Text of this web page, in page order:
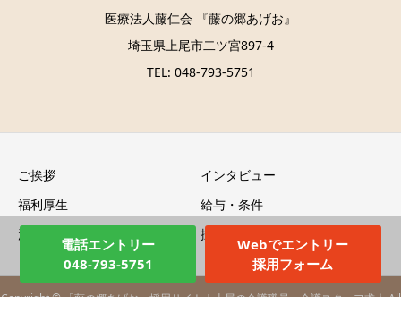
医療法人藤仁会 『藤の郷あげお』
埼玉県上尾市二ツ宮897-4
TEL: 048-793-5751
ご挨拶
インタビュー
福利厚生
給与・条件
法人情報
採用エントリー
Copyright © 「藤の郷あげお」採用サイト｜上尾の介護職員・介護スタッフ求人 All
電話エントリー
048-793-5751
Webでエントリー
採用フォーム